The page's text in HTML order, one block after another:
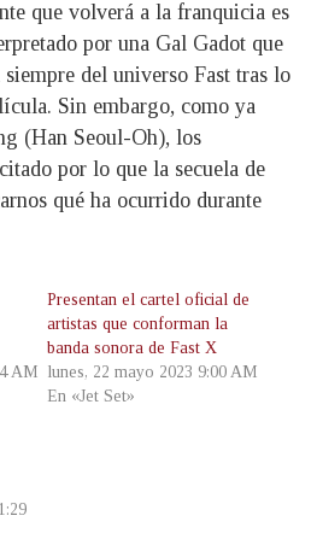
que volverá a la franquicia es
por una Gal Gadot que
siempre del universo Fast tras lo
Sin embargo, como ya
(Han Seoul-Oh), los
por lo que la secuela de
qué ha ocurrido durante
AM
Presentan el cartel oficial de
artistas que conforman la
banda sonora de Fast X
lunes, 22 mayo 2023 9:00 AM
En «Jet Set»